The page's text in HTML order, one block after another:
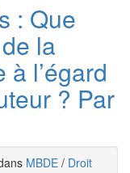
: Que
la
l’égard
? Par
MBDE / Droit